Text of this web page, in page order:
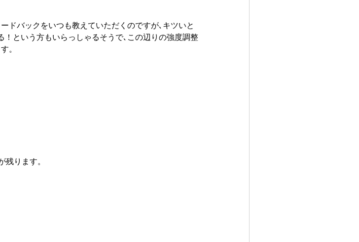
ドバックをいつも教えていただくのですが､キツいと
という方もいらっしゃるそうで､この辺りの強度調整
。
残ります。